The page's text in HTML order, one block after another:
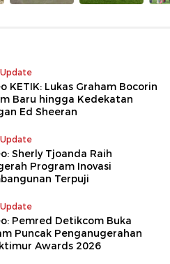
KETIK: Lukas Graham Bocorin
Baru hingga Kedekatan
Ed Sheeran
Sherly Tjoanda Raih
Program Inovasi
Terpuji
Pemred Detikcom Buka
Puncak Penganugerahan
Awards 2026